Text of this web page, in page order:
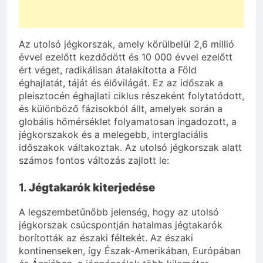
Az utolsó jégkorszak, amely körülbelül 2,6 millió
évvel ezelőtt kezdődött és 10 000 évvel ezelőtt
ért véget, radikálisan átalakította a Föld
éghajlatát, táját és élővilágát. Ez az időszak a
pleisztocén éghajlati ciklus részeként folytatódott,
és különböző fázisokból állt, amelyek során a
globális hőmérséklet folyamatosan ingadozott, a
jégkorszakok és a melegebb, interglaciális
időszakok váltakoztak. Az utolsó jégkorszak alatt
számos fontos változás zajlott le:
1.Jégtakarók kiterjedése
A legszembetűnőbb jelenség, hogy az utolsó
jégkorszak csúcspontján hatalmas jégtakarók
borították az északi féltekét. Az északi
kontinenseken, így Észak-Amerikában, Európában